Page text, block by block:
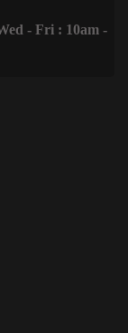
- Fri : 10am -